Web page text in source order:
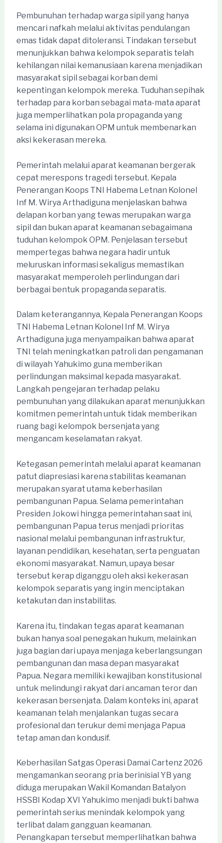
Pembunuhan terhadap warga sipil yang hanya
mencari nafkah melalui aktivitas pendulangan
emas tidak dapat ditoleransi. Tindakan tersebut
menunjukkan bahwa kelompok separatis telah
kehilangan nilai kemanusiaan karena menjadikan
masyarakat sipil sebagai korban demi
kepentingan kelompok mereka. Tuduhan sepihak
terhadap para korban sebagai mata-mata aparat
juga memperlihatkan pola propaganda yang
selama ini digunakan OPM untuk membenarkan
aksi kekerasan mereka.
Pemerintah melalui aparat keamanan bergerak
cepat merespons tragedi tersebut. Kepala
Penerangan Koops TNI Habema Letnan Kolonel
Inf M. Wirya Arthadiguna menjelaskan bahwa
delapan korban yang tewas merupakan warga
sipil dan bukan aparat keamanan sebagaimana
tuduhan kelompok OPM. Penjelasan tersebut
mempertegas bahwa negara hadir untuk
meluruskan informasi sekaligus memastikan
masyarakat memperoleh perlindungan dari
berbagai bentuk propaganda separatis.
Dalam keterangannya, Kepala Penerangan Koops
TNI Habema Letnan Kolonel Inf M. Wirya
Arthadiguna juga menyampaikan bahwa aparat
TNI telah meningkatkan patroli dan pengamanan
di wilayah Yahukimo guna memberikan
perlindungan maksimal kepada masyarakat.
Langkah pengejaran terhadap pelaku
pembunuhan yang dilakukan aparat menunjukkan
komitmen pemerintah untuk tidak memberikan
ruang bagi kelompok bersenjata yang
mengancam keselamatan rakyat.
Ketegasan pemerintah melalui aparat keamanan
patut diapresiasi karena stabilitas keamanan
merupakan syarat utama keberhasilan
pembangunan Papua. Selama pemerintahan
Presiden Jokowi hingga pemerintahan saat ini,
pembangunan Papua terus menjadi prioritas
nasional melalui pembangunan infrastruktur,
layanan pendidikan, kesehatan, serta penguatan
ekonomi masyarakat. Namun, upaya besar
tersebut kerap diganggu oleh aksi kekerasan
kelompok separatis yang ingin menciptakan
ketakutan dan instabilitas.
Karena itu, tindakan tegas aparat keamanan
bukan hanya soal penegakan hukum, melainkan
juga bagian dari upaya menjaga keberlangsungan
pembangunan dan masa depan masyarakat
Papua. Negara memiliki kewajiban konstitusional
untuk melindungi rakyat dari ancaman teror dan
kekerasan bersenjata. Dalam konteks ini, aparat
keamanan telah menjalankan tugas secara
profesional dan terukur demi menjaga Papua
tetap aman dan kondusif.
Keberhasilan Satgas Operasi Damai Cartenz 2026
mengamankan seorang pria berinisial YB yang
diduga merupakan Wakil Komandan Batalyon
HSSBI Kodap XVI Yahukimo menjadi bukti bahwa
pemerintah serius menindak kelompok yang
terlibat dalam gangguan keamanan.
Penangkapan tersebut memperlihatkan bahwa